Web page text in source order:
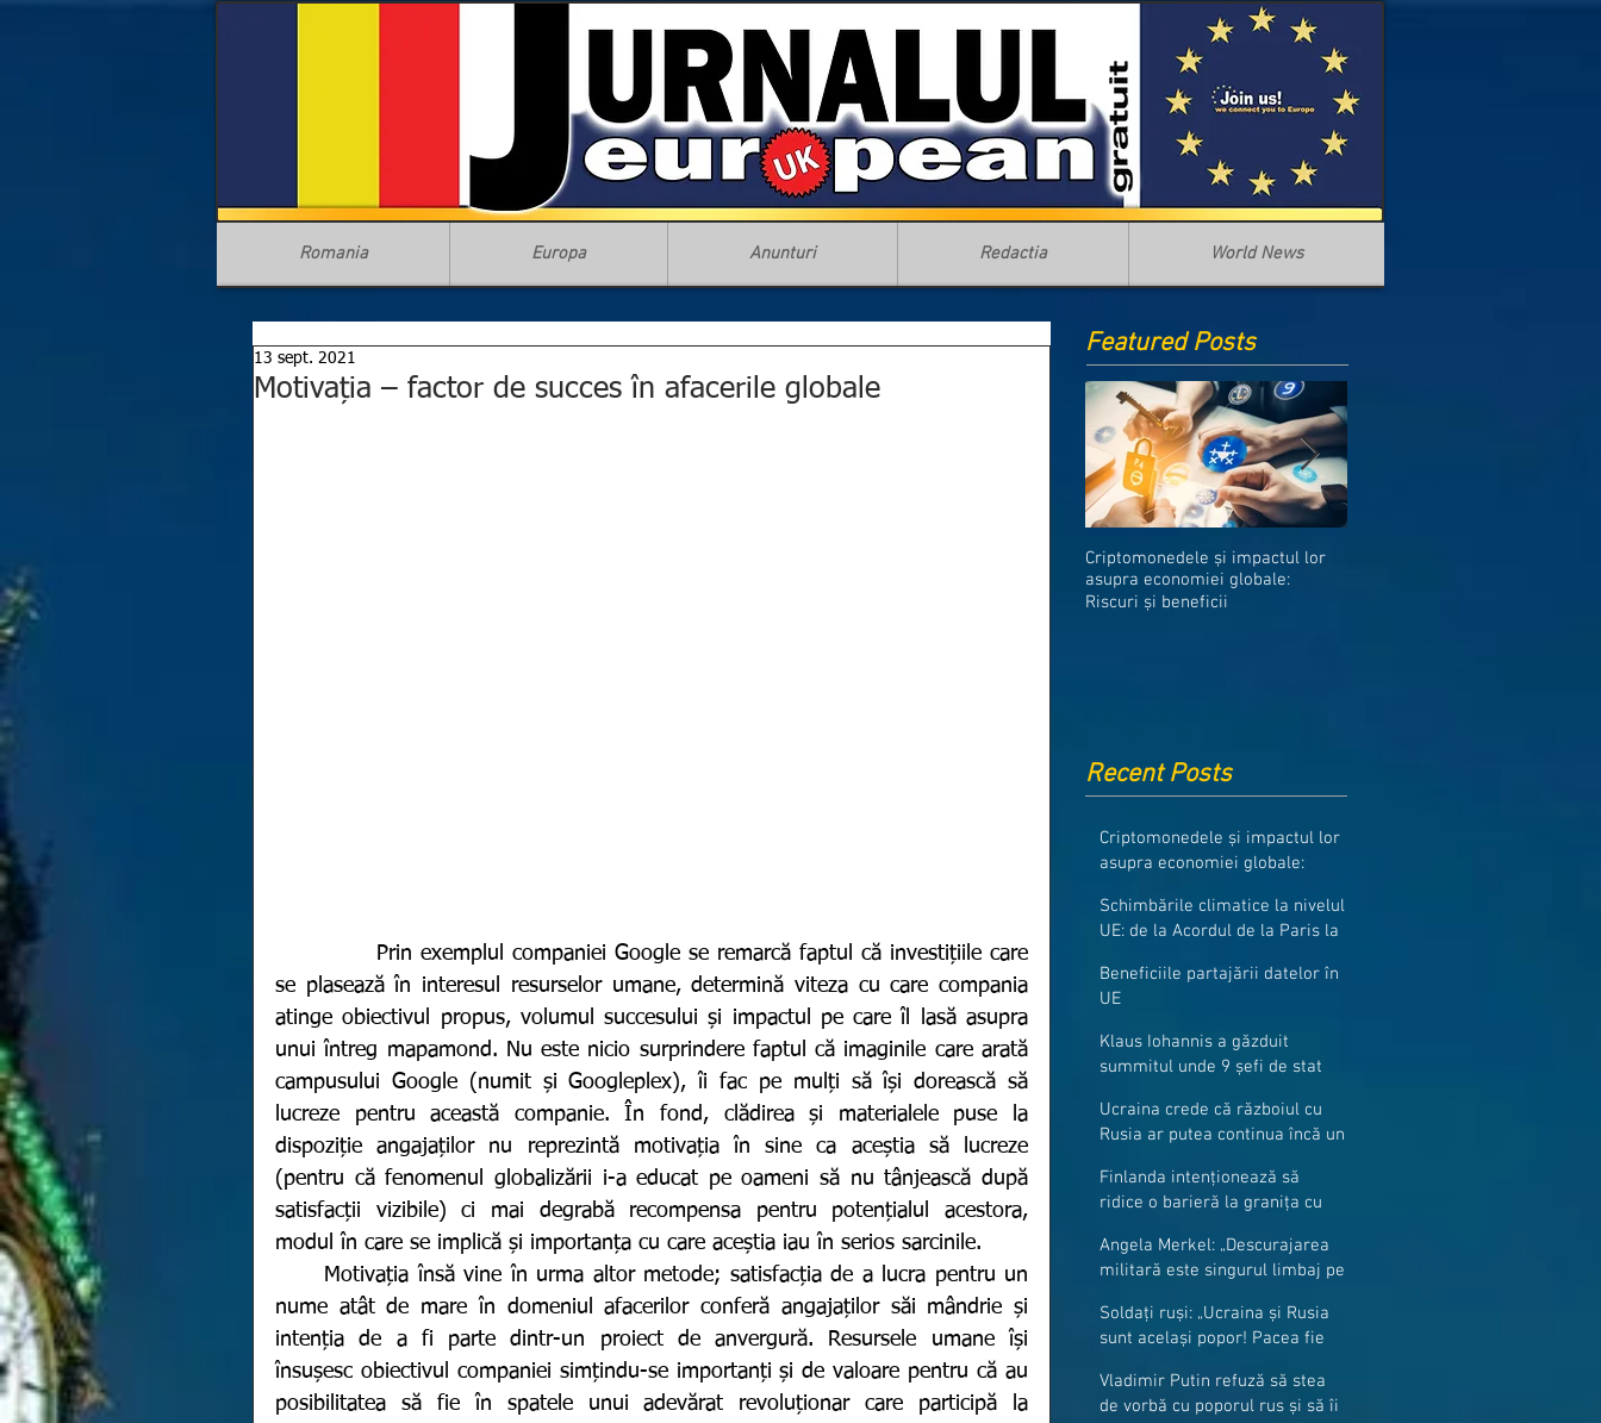
Romania Europa Anunturi Redactia World News
Motivația – factor de succes în afacerile globale
13 sept. 2021
Prin exemplul companiei Google se remarcă faptul că investițiile care
se plasează în interesul resurselor umane, determină viteza cu care compania
atinge obiectivul propus, volumul succesului și impactul pe care îl lasă asupra
unui întreg mapamond. Nu este nicio surprindere faptul că imaginile care arată
campusului Google (numit și Googleplex), îi fac pe mulți să își dorească să
lucreze pentru această companie. În fond, clădirea și materialele puse la
dispoziție angajaților nu reprezintă motivația în sine ca aceștia să lucreze
(pentru că fenomenul globalizării i-a educat pe oameni să nu tânjească după
satisfacții vizibile) ci mai degrabă recompensa pentru potențialul acestora,
modul în care se implică și importanța cu care aceștia iau în serios sarcinile.
nume atât de mare în domeniul afacerilor conferă angajaților săi mândrie și
intenția de a fi parte dintr-un proiect de anvergură. Resursele umane își
însușesc obiectivul companiei simțindu-se importanți și de valoare pentru că au
posibilitatea să fie în spatele unui adevărat revoluționar care participă la
Featured Posts
Criptomonedele și impactul lor
asupra economiei globale:
Riscuri și beneficii
Recent Posts
Criptomonedele și impactul lor
asupra economiei globale:
Schimbările climatice la nivelul
UE: de la Acordul de la Paris la
Beneficiile partajării datelor în
UE
Klaus Iohannis a găzduit
summitul unde 9 șefi de stat
granițe
Ucraina crede că războiul cu
Rusia ar putea continua încă un
Finlanda intenționează să
ridice o barieră la granița cu
Angela Merkel: „Descurajarea
militară este singurul limbaj pe
Soldați ruși: „Ucraina și Rusia
sunt același popor! Pacea fie
Vladimir Putin refuză să stea
de vorbă cu poporul rus și să îi